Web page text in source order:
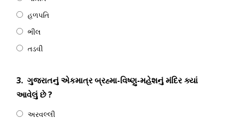
હળપતિ
ભીલ
તડવી
3. ગુજરાતનું એકમાત્ર બ્રહ્મા-વિષ્ણુ-મહેશનું મંદિર ક્યાં
આવેલું છે ?
અરવલ્લી